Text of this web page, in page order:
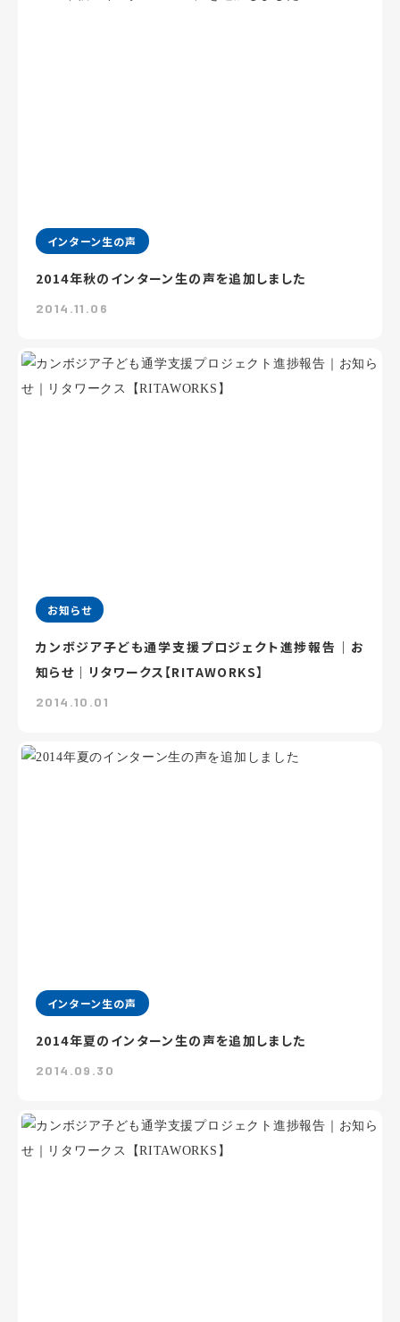
インターン生の声
2014年秋のインターン生の声を追加しました
2014.11.06
お知らせ
カンボジア子ども通学支援プロジェクト進捗報告｜お
知らせ｜リタワークス【RITAWORKS】
2014.10.01
インターン生の声
2014年夏のインターン生の声を追加しました
2014.09.30